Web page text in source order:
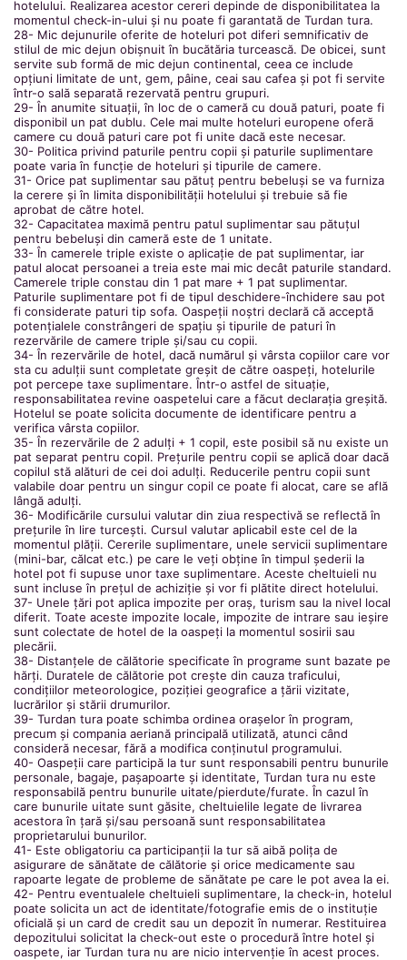
hotelului. Realizarea acestor cereri depinde de disponibilitatea la
momentul check-in-ului și nu poate fi garantată de Turdan tura.
28- Mic dejunurile oferite de hoteluri pot diferi semnificativ de
stilul de mic dejun obișnuit în bucătăria turcească. De obicei, sunt
servite sub formă de mic dejun continental, ceea ce include
opțiuni limitate de unt, gem, pâine, ceai sau cafea și pot fi servite
într-o sală separată rezervată pentru grupuri.
29- În anumite situații, în loc de o cameră cu două paturi, poate fi
disponibil un pat dublu. Cele mai multe hoteluri europene oferă
camere cu două paturi care pot fi unite dacă este necesar.
30- Politica privind paturile pentru copii și paturile suplimentare
poate varia în funcție de hoteluri și tipurile de camere.
31- Orice pat suplimentar sau pătuț pentru bebeluși se va furniza
la cerere și în limita disponibilității hotelului și trebuie să fie
aprobat de către hotel.
32- Capacitatea maximă pentru patul suplimentar sau pătuțul
pentru bebeluși din cameră este de 1 unitate.
33- În camerele triple existe o aplicație de pat suplimentar, iar
patul alocat persoanei a treia este mai mic decât paturile standard.
Camerele triple constau din 1 pat mare + 1 pat suplimentar.
Paturile suplimentare pot fi de tipul deschidere-închidere sau pot
fi considerate paturi tip sofa. Oaspeții noștri declară că acceptă
potențialele constrângeri de spațiu și tipurile de paturi în
rezervările de camere triple și/sau cu copii.
34- În rezervările de hotel, dacă numărul și vârsta copiilor care vor
sta cu adulții sunt completate greșit de către oaspeți, hotelurile
pot percepe taxe suplimentare. Într-o astfel de situație,
responsabilitatea revine oaspetelui care a făcut declarația greșită.
Hotelul se poate solicita documente de identificare pentru a
verifica vârsta copiilor.
35- În rezervările de 2 adulți + 1 copil, este posibil să nu existe un
pat separat pentru copil. Prețurile pentru copii se aplică doar dacă
copilul stă alături de cei doi adulți. Reducerile pentru copii sunt
valabile doar pentru un singur copil ce poate fi alocat, care se află
lângă adulți.
36- Modificările cursului valutar din ziua respectivă se reflectă în
prețurile în lire turcești. Cursul valutar aplicabil este cel de la
momentul plății. Cererile suplimentare, unele servicii suplimentare
(mini-bar, călcat etc.) pe care le veți obține în timpul șederii la
hotel pot fi supuse unor taxe suplimentare. Aceste cheltuieli nu
sunt incluse în prețul de achiziție și vor fi plătite direct hotelului.
37- Unele țări pot aplica impozite per oraș, turism sau la nivel local
diferit. Toate aceste impozite locale, impozite de intrare sau ieșire
sunt colectate de hotel de la oaspeți la momentul sosirii sau
plecării.
38- Distanțele de călătorie specificate în programe sunt bazate pe
hărți. Duratele de călătorie pot crește din cauza traficului,
condițiilor meteorologice, poziției geografice a țării vizitate,
lucrărilor și stării drumurilor.
39- Turdan tura poate schimba ordinea orașelor în program,
precum și compania aeriană principală utilizată, atunci când
consideră necesar, fără a modifica conținutul programului.
40- Oaspeții care participă la tur sunt responsabili pentru bunurile
personale, bagaje, pașapoarte și identitate, Turdan tura nu este
responsabilă pentru bunurile uitate/pierdute/furate. În cazul în
care bunurile uitate sunt găsite, cheltuielile legate de livrarea
acestora în țară și/sau persoană sunt responsabilitatea
proprietarului bunurilor.
41- Este obligatoriu ca participanții la tur să aibă polița de
asigurare de sănătate de călătorie și orice medicamente sau
rapoarte legate de probleme de sănătate pe care le pot avea la ei.
42- Pentru eventualele cheltuieli suplimentare, la check-in, hotelul
poate solicita un act de identitate/fotografie emis de o instituție
oficială și un card de credit sau un depozit în numerar. Restituirea
depozitului solicitat la check-out este o procedură între hotel și
oaspete, iar Turdan tura nu are nicio intervenție în acest proces.